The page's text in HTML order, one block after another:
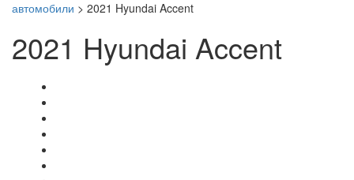
автомобили > 2021 Hyundai Accent
2021 Hyundai Accent